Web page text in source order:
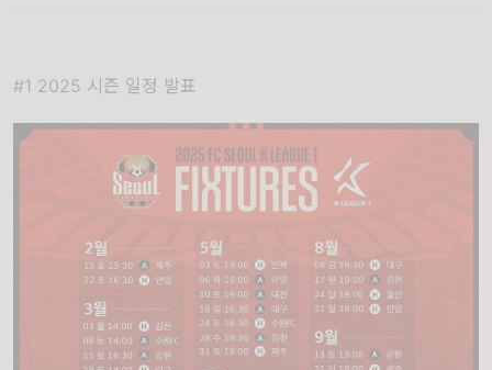
#1 2025 시즌 일정 발표